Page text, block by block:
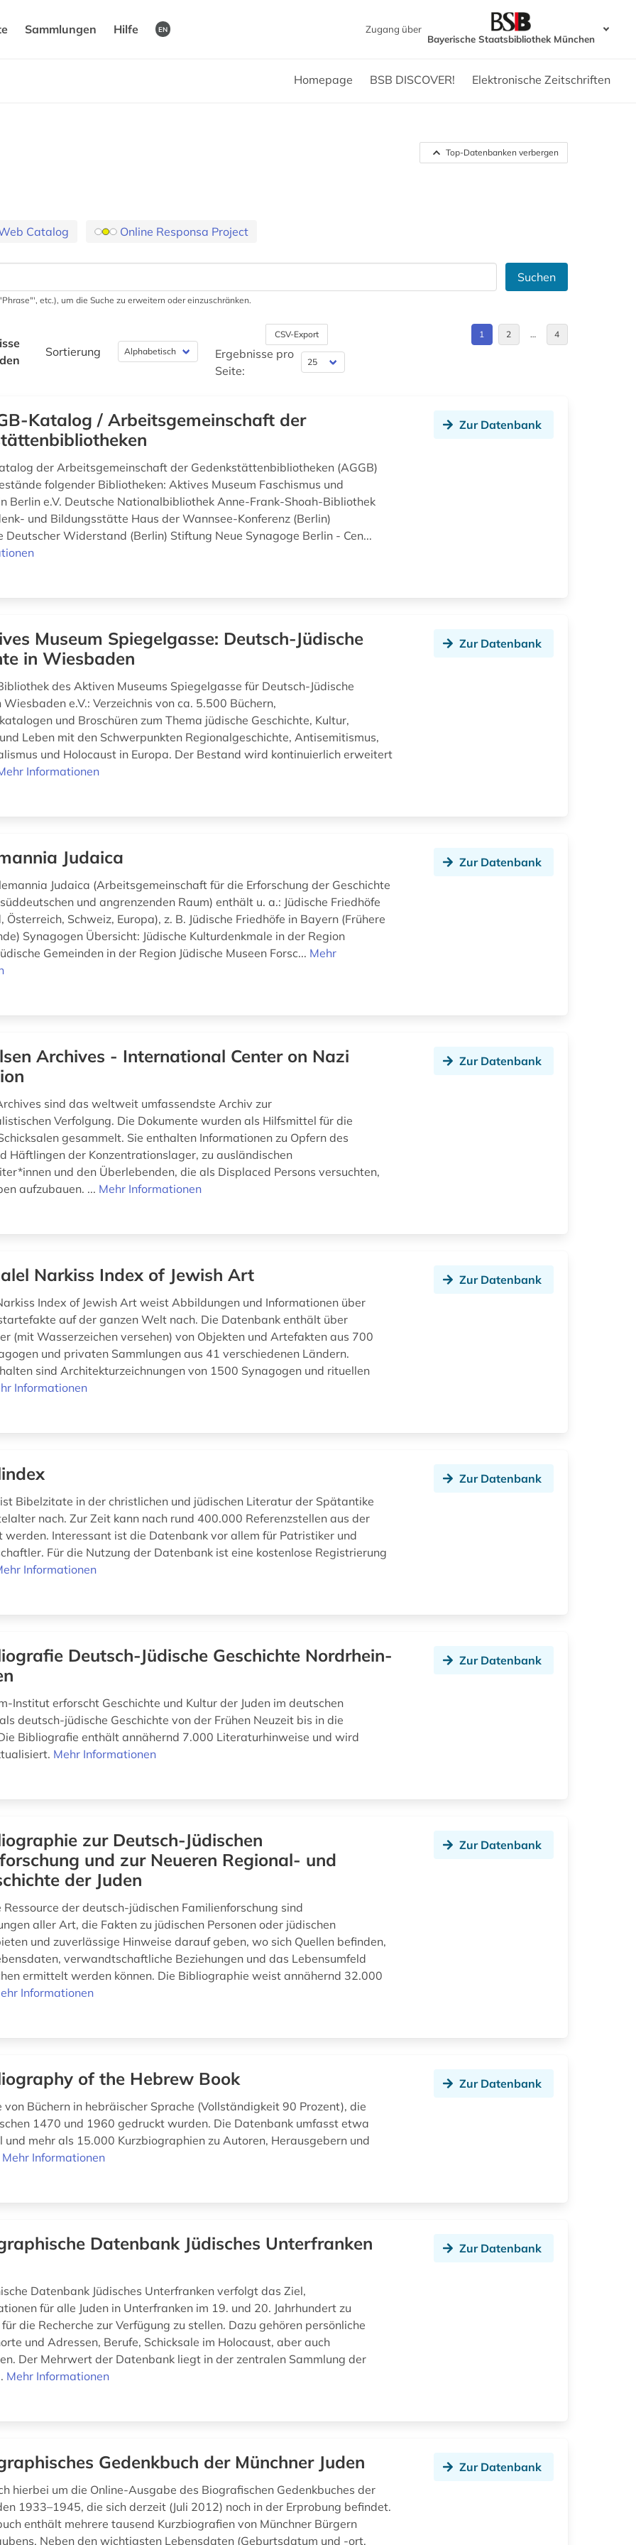
Sammlungen Hilfe EN
Zugang über
Bayerische Staatsbibliothek München
Homepage BSB DISCOVER! Elektronische Zeitschriften
Top-Datenbanken verbergen
Catalog Online Responsa Project
Suchen
etc.), um die Suche zu erweitern oder einzuschränken.
Sortierung
CSV-Export
Ergebnisse pro
Seite:
1 2 … 4
Katalog / Arbeitsgemeinschaft der
der Arbeitsgemeinschaft der Gedenkstättenbibliotheken (AGGB)
folgender Bibliotheken: Aktives Museum Faschismus und
Berlin e.V. Deutsche Nationalbibliothek Anne-Frank-Shoah-Bibliothek
und Bildungsstätte Haus der Wannsee-Konferenz (Berlin)
Deutscher Widerstand (Berlin) Stiftung Neue Synagoge Berlin - Cen...
Zur Datenbank
Museum Spiegelgasse: Deutsch-Jüdische
in Wiesbaden
des Aktiven Museums Spiegelgasse für Deutsch-Jüdische
Wiesbaden e.V.: Verzeichnis von ca. 5.500 Büchern,
und Broschüren zum Thema jüdische Geschichte, Kultur,
Leben mit den Schwerpunkten Regionalgeschichte, Antisemitismus,
und Holocaust in Europa. Der Bestand wird kontinuierlich erweitert
Informationen
Zur Datenbank
Judaica
Judaica (Arbeitsgemeinschaft für die Erforschung der Geschichte
und angrenzenden Raum) enthält u. a.: Jüdische Friedhöfe
Österreich, Schweiz, Europa), z. B. Jüdische Friedhöfe in Bayern (Frühere
Synagogen Übersicht: Jüdische Kulturdenkmale in der Region
Gemeinden in der Region Jüdische Museen Forsc... Mehr
Zur Datenbank
Archives - International Center on Nazi
sind das weltweit umfassendste Archiv zur
Verfolgung. Die Dokumente wurden als Hilfsmittel für die
gesammelt. Sie enthalten Informationen zu Opfern des
Häftlingen der Konzentrationslager, zu ausländischen
und den Überlebenden, die als Displaced Persons versuchten,
aufzubauen. ... Mehr Informationen
Zur Datenbank
Narkiss Index of Jewish Art
Index of Jewish Art weist Abbildungen und Informationen über
auf der ganzen Welt nach. Die Datenbank enthält über
(mit Wasserzeichen versehen) von Objekten und Artefakten aus 700
und privaten Sammlungen aus 41 verschiedenen Ländern.
sind Architekturzeichnungen von 1500 Synagogen und rituellen
Informationen
Zur Datenbank
Bibelzitate in der christlichen und jüdischen Literatur der Spätantike
nach. Zur Zeit kann nach rund 400.000 Referenzstellen aus der
werden. Interessant ist die Datenbank vor allem für Patristiker und
Für die Nutzung der Datenbank ist eine kostenlose Registrierung
Informationen
Zur Datenbank
Deutsch-Jüdische Geschichte Nordrhein-
Institut erforscht Geschichte und Kultur der Juden im deutschen
deutsch-jüdische Geschichte von der Frühen Neuzeit bis in die
Bibliografie enthält annähernd 7.000 Literaturhinweise und wird
Mehr Informationen
Zur Datenbank
zur Deutsch-Jüdischen
und zur Neueren Regional- und
der Juden
Ressource der deutsch-jüdischen Familienforschung sind
aller Art, die Fakten zu jüdischen Personen oder jüdischen
und zuverlässige Hinweise darauf geben, wo sich Quellen befinden,
verwandtschaftliche Beziehungen und das Lebensumfeld
ermittelt werden können. Die Bibliographie weist annähernd 32.000
Informationen
Zur Datenbank
of the Hebrew Book
Büchern in hebräischer Sprache (Vollständigkeit 90 Prozent), die
1470 und 1960 gedruckt wurden. Die Datenbank umfasst etwa
und mehr als 15.000 Kurzbiographien zu Autoren, Herausgebern und
Mehr Informationen
Zur Datenbank
Datenbank Jüdisches Unterfranken
Datenbank Jüdisches Unterfranken verfolgt das Ziel,
für alle Juden in Unterfranken im 19. und 20. Jahrhundert zu
die Recherche zur Verfügung zu stellen. Dazu gehören persönliche
und Adressen, Berufe, Schicksale im Holocaust, aber auch
Der Mehrwert der Datenbank liegt in der zentralen Sammlung der
Mehr Informationen
Zur Datenbank
Gedenkbuch der Münchner Juden
hierbei um die Online-Ausgabe des Biografischen Gedenkbuches der
1933–1945, die sich derzeit (Juli 2012) noch in der Erprobung befindet.
enthält mehrere tausend Kurzbiografien von Münchner Bürgern
Neben den wichtigsten Lebensdaten (Geburtsdatum und -ort,
Zur Datenbank